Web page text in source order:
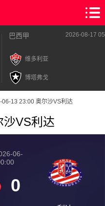
巴西甲 2026-08-17
维多利亚
博塔弗戈
06-13 23:00 奥尔沙VS利达
沙VS利达
06-
0